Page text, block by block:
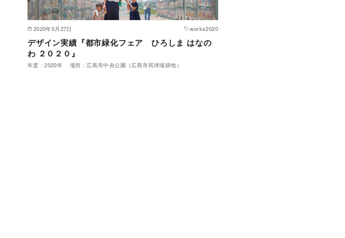
2020年5月27日 works2020
デザイン実績『都市緑化フェア ひろしま はなの
わ ２０２０』
年度：2020年 場所：広島市中央公園（広島市民球場跡地）